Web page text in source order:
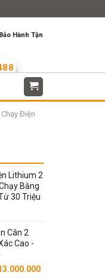
Hành Tận
Điện
Lithium 2
Bằng
30 Triệu
Cân 2
Cao -
Giá